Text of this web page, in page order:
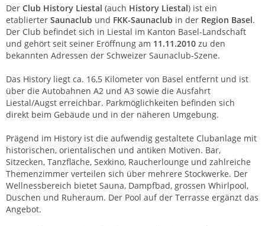
Der Club History Liestal (auch History Liestal) ist ein
etablierter Saunaclub und FKK-Saunaclub in der Region Basel.
Der Club befindet sich in Liestal im Kanton Basel-Landschaft
und gehört seit seiner Eröffnung am 11.11.2010 zu den
bekannten Adressen der Schweizer Saunaclub-Szene.
Das History liegt ca. 16,5 Kilometer von Basel entfernt und ist
über die Autobahnen A2 und A3 sowie die Ausfahrt
Liestal/Augst erreichbar. Parkmöglichkeiten befinden sich
direkt beim Gebäude und in der näheren Umgebung.
Prägend im History ist die aufwendig gestaltete Clubanlage mit
historischen, orientalischen und antiken Motiven. Bar,
Sitzecken, Tanzfläche, Sexkino, Raucherlounge und zahlreiche
Themenzimmer verteilen sich über mehrere Stockwerke. Der
Wellnessbereich bietet Sauna, Dampfbad, grossen Whirlpool,
Duschen und Ruheraum. Der Pool auf der Terrasse ergänzt das
Angebot.